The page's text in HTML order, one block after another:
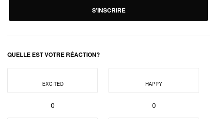
S'INSCRIRE
QUELLE EST VOTRE RÉACTION?
EXCITED
0
HAPPY
0